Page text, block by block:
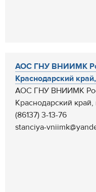
АОС ГНУ ВНИИМК
Краснодарский
АОС ГНУ ВНИИМК
Краснодарский
(86137) 3-13-76
stanciya-